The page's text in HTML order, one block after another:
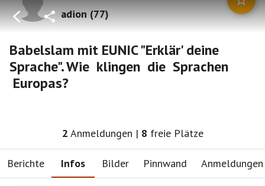
adion(77)
Babelslam mit EUNIC "Erklär' deine
Sprache". Wie klingen die Sprachen
Europas?
2 Anmeldungen | 8 freie Plätze
Berichte Infos Bilder Pinnwand Anmeldungen